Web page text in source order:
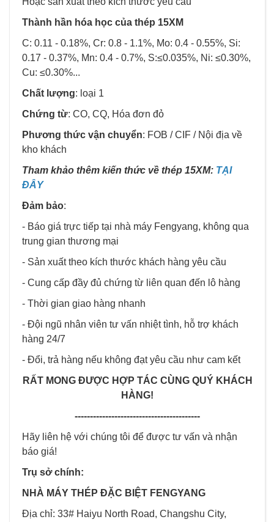
Thành hần hóa học của thép 15XM
C: 0.11 - 0.18%, Cr: 0.8 - 1.1%, Mo: 0.4 - 0.55%, Si:
0.17 - 0.37%, Mn: 0.4 - 0.7%, S:≤0.035%, Ni: ≤0.30%,
Cu: ≤0.30%...
Chất lượng: loại 1
Chứng từ: CO, CQ, Hóa đơn đỏ
Phương thức vận chuyển: FOB / CIF / Nội địa về
kho khách
Tham khảo thêm kiến thức về thép 15XM: TẠI
ĐÂY
Đảm bảo:
- Báo giá trực tiếp tại nhà máy Fengyang, không qua
trung gian thương mại
- Sản xuất theo kích thước khách hàng yêu cầu
- Cung cấp đầy đủ chứng từ liên quan đến lô hàng
- Thời gian giao hàng nhanh
- Đội ngũ nhân viên tư vấn nhiệt tình, hỗ trợ khách
hàng 24/7
- Đổi, trả hàng nếu không đạt yêu cầu như cam kết
RẤT MONG ĐƯỢC HỢP TÁC CÙNG QUÝ KHÁCH
HÀNG!
-----------------------------------------
Hãy liên hệ với chúng tôi để được tư vấn và nhận
báo giá!
Trụ sở chính:
NHÀ MÁY THÉP ĐẶC BIỆT FENGYANG
Địa chỉ: 33# Haiyu North Road, Changshu City,